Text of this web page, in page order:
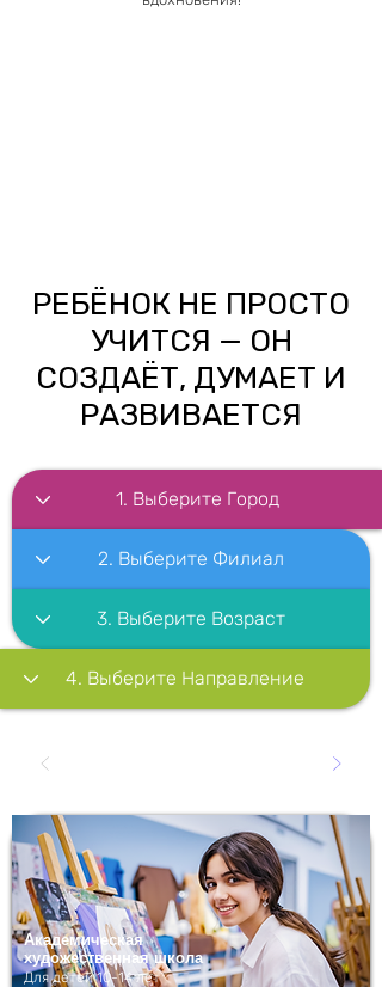
РЕБЁНОК НЕ ПРОСТО
УЧИТСЯ — ОН
СОЗДАЁТ, ДУМАЕТ И
РАЗВИВАЕТСЯ
Академическая
художественная школа
Для детей 10-14 лет